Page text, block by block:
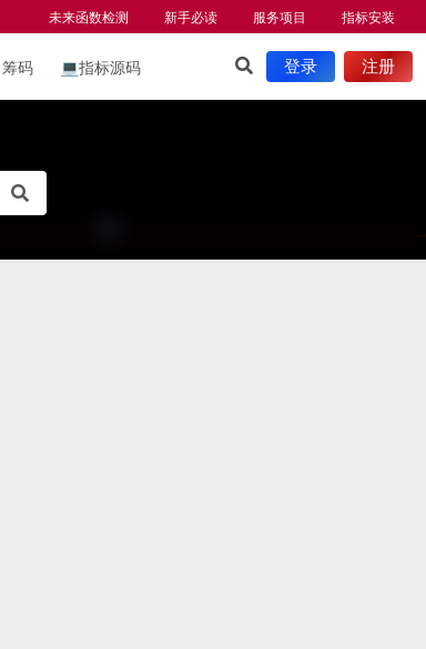
未来函数检测 新手必读 服务项目 指标安装
码 💻指标源码 登录 注册